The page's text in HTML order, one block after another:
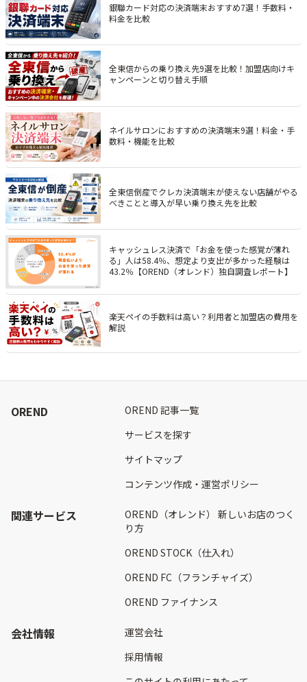
銀聯カード対応の決済端末おすすめ7選！手数料・
料金を比較
全東信からの乗り換え先9選を比較！加盟店向けキ
ャンペーンと切り替え手順
ネイルサロンにおすすめの決済端末9選！料金・手
数料・機能を比較
全東信倒産でクレカ決済端末が使えない店舗がやる
べきことと導入が早い乗り換え先を比較
キャッシュレス決済で「お金を使った感覚が薄れ
る」人は58.4％、想定より支出が多かった経験は
43.2％【OREND（オレンド）独自調査レポート】
楽天ペイの手数料は高い？利用者と加盟店の費用を
解説
OREND
OREND 記事一覧
サービスを探す
サイトマップ
コンテンツ作成・運営ポリシー
関連サービス
OREND（オレンド） 新しいお店のつく
り方
OREND STOCK（仕入れ）
OREND FC（フランチャイズ）
OREND ファイナンス
会社情報
運営会社
採用情報